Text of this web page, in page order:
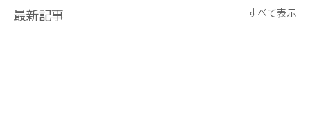
最新記事 すべて表示